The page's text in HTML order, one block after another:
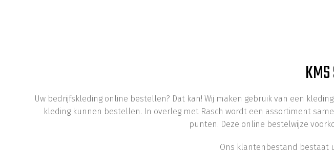
Uw bedrijfskleding online bestellen? Dat kan! Wij maken gebruik van een
kleding kunnen bestellen. In overleg met Rasch wordt een assortiment
punten. Deze online bestelwijze
Ons klantenbestand bestaat